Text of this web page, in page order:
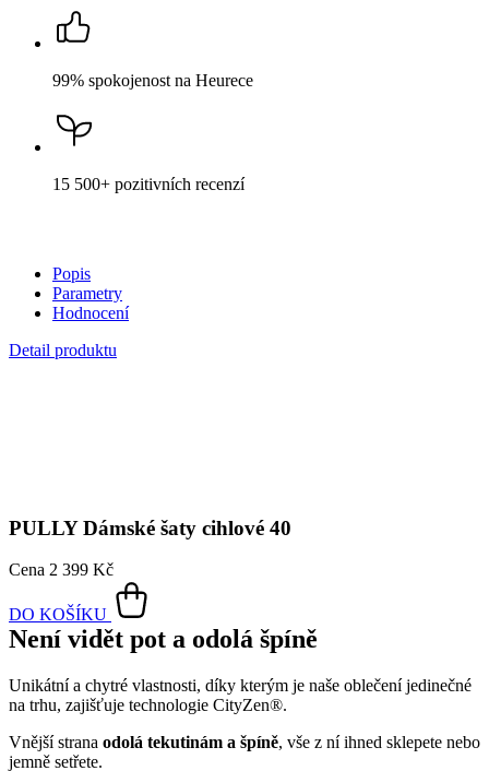
99% spokojenost na Heurece
15 500+ pozitivních recenzí
Popis
Parametry
Hodnocení
Detail produktu
Není vidět pot a odolá špíně
Unikátní a chytré vlastnosti, díky kterým je naše oblečení jedinečné
na trhu, zajišťuje technologie CityZen®.
Vnější stranaodolá tekutinám a špíně
, vše z ní ihned sklepete nebo
jemně setřete.
Vnitřní strana absorbuje vlhkost a rozvádí ji do větší plochy než
běžná textilie, aby látka nestudila a pot se rychleji odpařil.
Kombinace těchto vlastností zaručuje, že vám v oblečení budecelý
den příjemně